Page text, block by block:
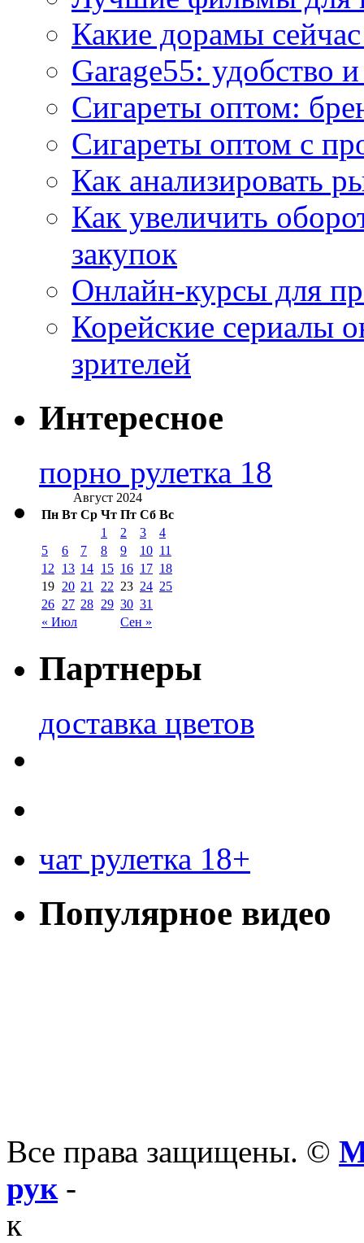
Какие дорамы
Garage55: удобство
Сигареты оптом:
Сигареты оптом с
Как анализировать
Как увеличить
закупок
Онлайн-курсы для
Корейские сериалы
зрителей
Интересное
порно рулетка 18
Август 2024
Пн Вт Ср Чт Пт Сб Вс
« Июл Сен »
1 2 3
4
5
6 7 8 9 10 11
12
13 14 15 16 17 18
19 20 21 22 23 24 25
26 27 28 29 30 31
Партнеры
доставка цветов
чат рулетка 18+
Популярное видео
Все права защищены. ©
рук-
к